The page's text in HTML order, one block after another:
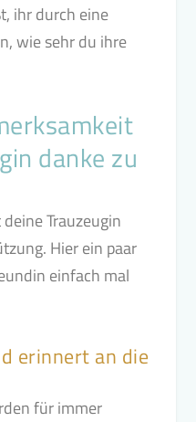
ihr durch eine
wie sehr du ihre
danke zu
Trauzeugin
Hier ein paar
einfach mal
erinnert an die
für immer